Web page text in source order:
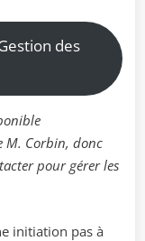
des
M. Corbin, donc
pour gérer les
initiation pas à